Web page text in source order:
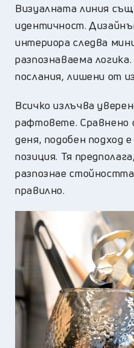
Визуалната линия
идентичност.
интериора следва
разпознаваема
послания, лишени от
Всичко излъчва
рафтовете. Сравнено
деня, подобен подход
позиция. Тя
разпознае
правилно.